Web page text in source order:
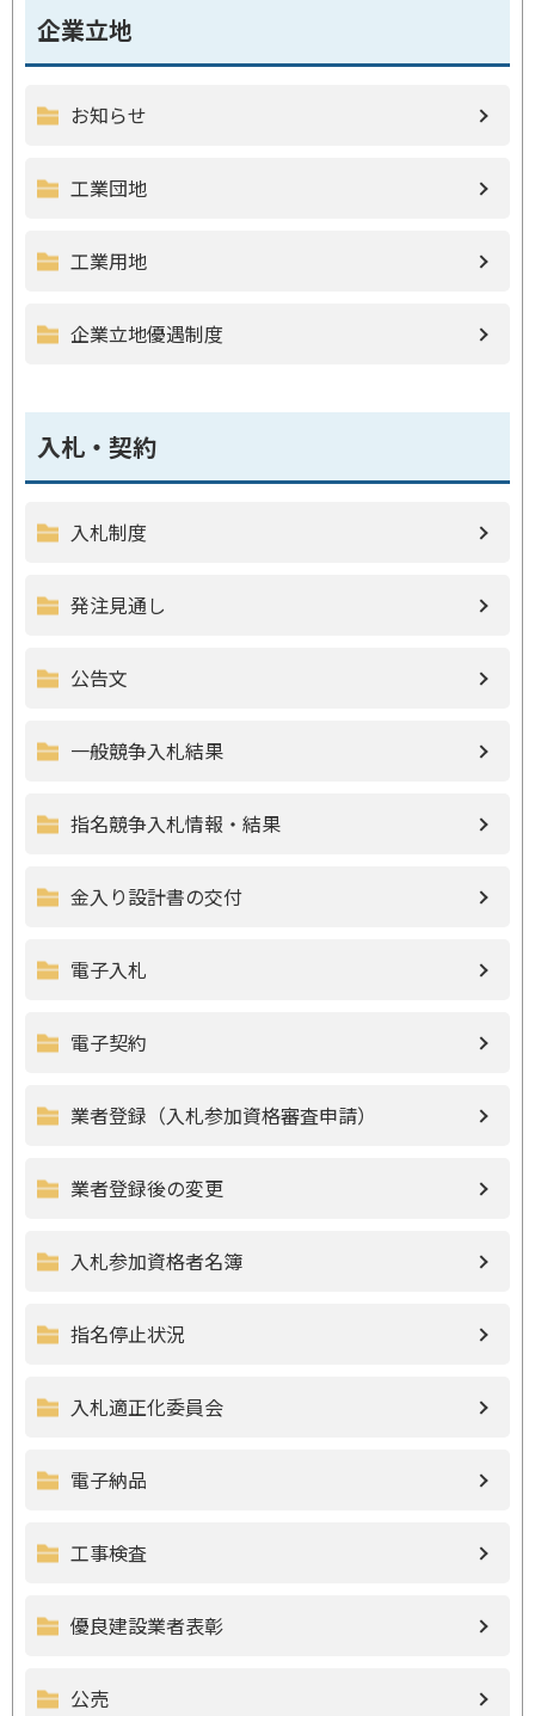
企業立地
お知らせ
工業団地
工業用地
企業立地優遇制度
入札・契約
入札制度
発注見通し
公告文
一般競争入札結果
指名競争入札情報・結果
金入り設計書の交付
電子入札
電子契約
業者登録（入札参加資格審査申請）
業者登録後の変更
入札参加資格者名簿
指名停止状況
入札適正化委員会
電子納品
工事検査
優良建設業者表彰
公売